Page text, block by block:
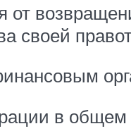
своей
в